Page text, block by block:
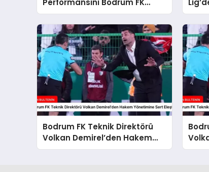
Galibiyetiyle Taçlandırdı
Bodrum FK Teknik Direktörü
Volkan Demirel’den Hakem
Yönetimine Sert Eleştiri